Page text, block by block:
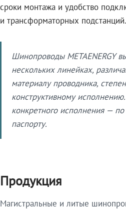
сроки монтажа и удобство
и трансформаторных подстанций.
Шинопроводы METAENERGY
нескольких линейках,
материалу проводника,
конструктивному
конкретного исполнения — по
паспорту.
Продукция
Магистральные и литые